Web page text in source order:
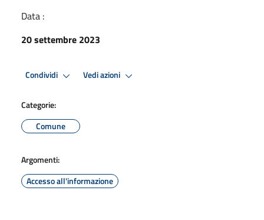
Data :
20 settembre 2023
Condividi Vedi azioni
Categorie:
Comune
Argomenti:
Accesso all'informazione